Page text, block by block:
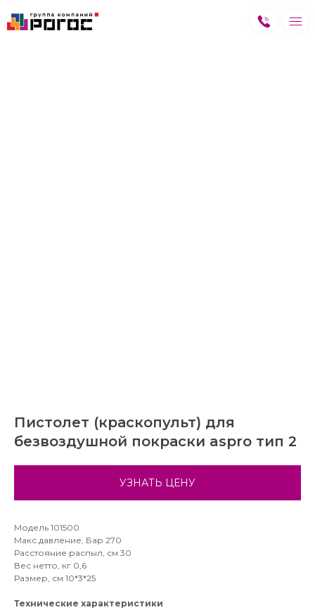
Пистолет (краскопульт) для
безвоздушной покраски aspro тип 2
УЗНАТЬ ЦЕНУ
Модель 101500
Макс.давление, Бар 270
Расстояние распыл, см 30
Вес нетто, кг 0,6
Размер, см 10*3*25
Технические характеристики